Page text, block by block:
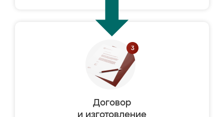
Договор
и изготовление